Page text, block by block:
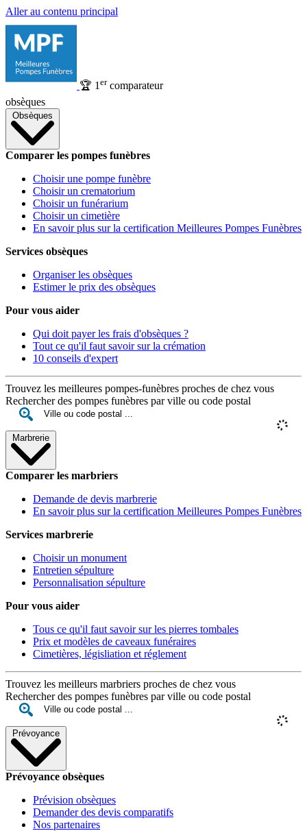
Aller au contenu principal
🏆 1 ercomparateur
obsèques
Obsèques
Comparer les pompes funèbres
Choisir une pompe funèbre
Choisir un crematorium
Choisir un funérarium
Choisir un cimetière
En savoir plus sur la certification Meilleures Pompes Funèbres
Services obsèques
Organiser les obsèques
Estimer le prix des obsèques
Pour vous aider
Qui doit payer les frais d'obsèques ?
Tout ce qu'il faut savoir sur la crémation
10 conseils d'expert
Trouvez les meilleures pompes-funèbres proches de chez vous
Rechercher des pompes funèbres par ville ou code postal
Marbrerie
Comparer les marbriers
Demande de devis marbrerie
En savoir plus sur la certification Meilleures Pompes Funèbres
Services marbrerie
Choisir un monument
Entretien sépulture
Personnalisation sépulture
Pour vous aider
Tous ce qu'il faut savoir sur les pierres tombales
Prix et modèles de caveaux funéraires
Cimetières, législiation et réglement
Trouvez les meilleurs marbriers proches de chez vous
Rechercher des pompes funèbres par ville ou code postal
Prévoyance
Prévoyance obsèques
Prévision obsèques
Demander des devis comparatifs
Nos partenaires